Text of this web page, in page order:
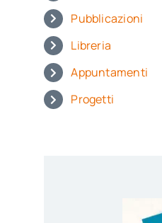
Pubblicazioni
Libreria
Appuntamenti
Progetti